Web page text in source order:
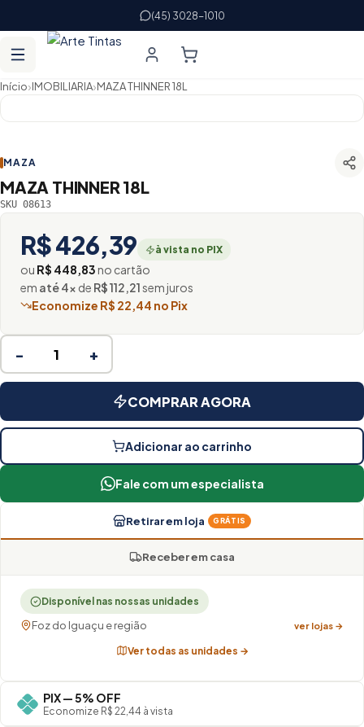
(45) 3028-1010
Início›IMOBILIARIA›MAZA THINNER 18L
MAZA
MAZA THINNER 18L
SKU 08613
R$ 426,39 à vista no PIX
ou R$ 448,83no cartão
em até 4× de R$ 112,21sem juros
Economize R$ 22,44 no Pix
− +
COMPRAR AGORA
Adicionar ao carrinho
Fale com um especialista
Retirar em loja GRÁTIS
Receber em casa
Disponível nas nossas unidades
Foz do Iguaçu e região ver lojas →
Ver todas as unidades →
PIX — 5% OFF
Economize R$ 22,44 à vista